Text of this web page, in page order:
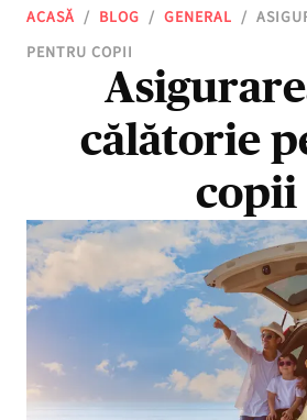
ACASĂ / BLOG / GENERAL /
PENTRU COPII
călătorie
copii